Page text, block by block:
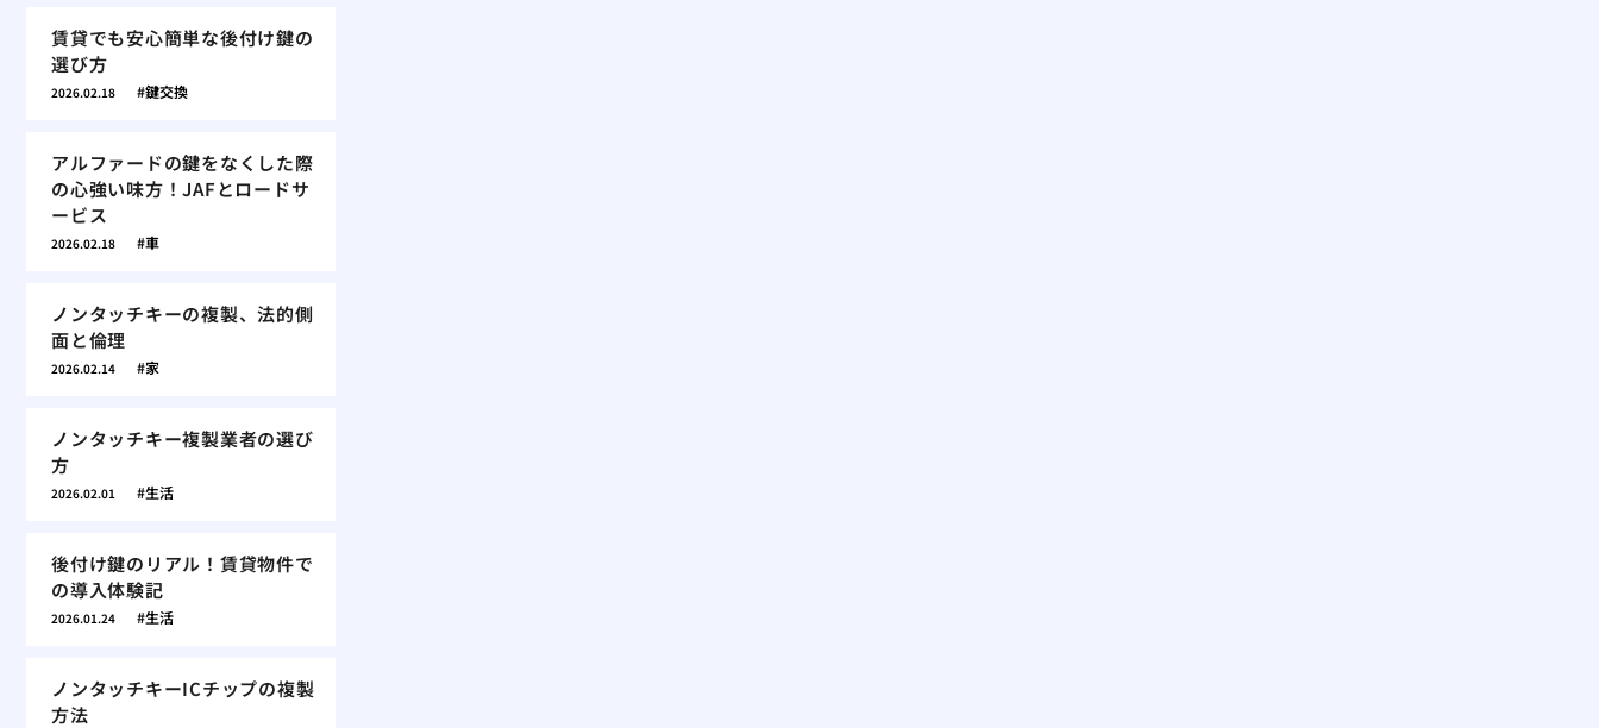
賃貸でも安心簡単な後付け鍵の
選び方
2026.02.18 鍵交換
アルファードの鍵をなくした際
の心強い味方！JAFとロードサ
ービス
2026.02.18 車
ノンタッチキーの複製、法的側
面と倫理
2026.02.14 家
ノンタッチキー複製業者の選び
方
2026.02.01 生活
後付け鍵のリアル！賃貸物件で
の導入体験記
2026.01.24 生活
ノンタッチキーICチップの複製
方法